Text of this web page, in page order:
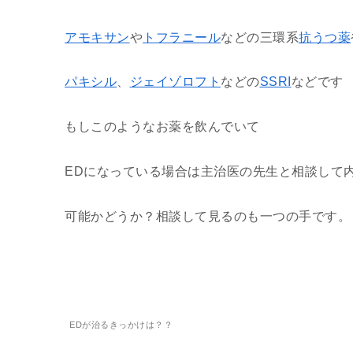
アモキサンや トフラニールなどの三環系抗うつ薬
パキシル ジェイゾロフト などのSSRI などです
もしこのようなお薬を飲んでいて
EDになっている場合は主治医の先生と相談して
可能かどうか？相談して見るのも一つの手です。
EDが治るきっかけは？？